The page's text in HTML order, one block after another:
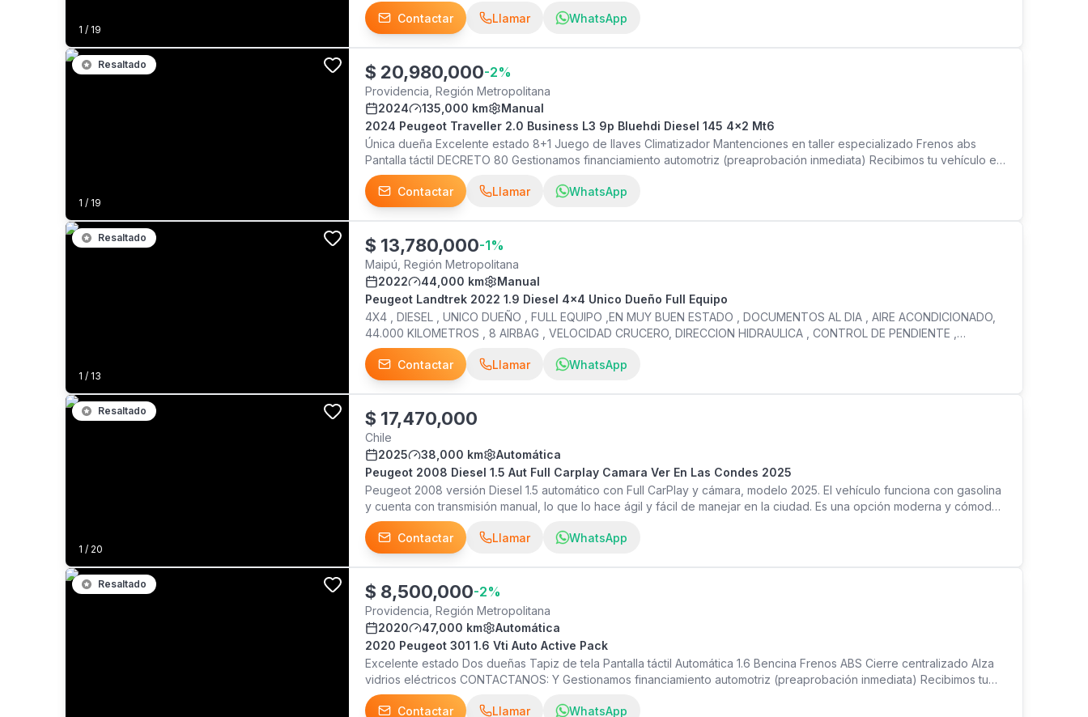
1 / 19
Contactar Llamar WhatsApp
1 / 19
Resaltado $ 20,980,000-2%
Providencia, Región Metropolitana
2024
135,000 km
Manual
2024 Peugeot Traveller 2.0 Business L3 9p Bluehdi Diesel 145 4x2 Mt6
Única dueña Excelente estado 8+1 Juego de llaves Climatizador Mantenciones en taller especializado Frenos abs
Pantalla táctil DECRETO 80 Gestionamos financiamiento automotriz (preaprobación inmediata) Recibimos tu vehículo en
forma de pago cancela con tarjeta de crédito Estamos Ubicados en Manuel Montt 1704, Providencia
Contactar
Llamar WhatsApp
1 / 13
Resaltado $ 13,780,000-1%
Maipú, Región Metropolitana
2022
44,000 km
Manual
Peugeot Landtrek 2022 1.9 Diesel 4x4 Unico Dueño Full Equipo
4X4 , DIESEL , UNICO DUEÑO , FULL EQUIPO ,EN MUY BUEN ESTADO , DOCUMENTOS AL DIA , AIRE ACONDICIONADO,
44.000 KILOMETROS , 8 AIRBAG , VELOCIDAD CRUCERO, DIRECCION HIDRAULICA , CONTROL DE PENDIENTE ,
ALZAVIDRIOS ELECTRICOS , ESPEJOS ELECTRICOS AUTOMATICOS , MOTOR 1.9 , MECANICO, FRENOS ABS , ASIENTOS
DE ECO CUERO, ALARMA , CIERRE CENTRALIZADO, LLANTAS , SENSORES DELANTEROS LATERALES Y TRASEROS CON
CAMARA, CONTROL TRACCION, LLANTAS. CONSULTE POR SU CREDITO CON EL 30% DE PIE SOLO CON SU RUT *
VISTA * CAMINO A MELIPILLA 15600 MAIPU * PARQUE AUTOMOTRIZ * DE LUNES A SABADO DE 11 A 19 : 00 HRS. * F :
AGUSTIN
Contactar Llamar WhatsApp
1 / 20
Resaltado $ 17,470,000
Chile
2025
38,000 km
Automática
Peugeot 2008 Diesel 1.5 Aut Full Carplay Camara Ver En Las Condes 2025
Peugeot 2008 versión Diesel 1.5 automático con Full CarPlay y cámara, modelo 2025. El vehículo funciona con gasolina
y cuenta con transmisión manual, lo que lo hace ágil y fácil de manejar en la ciudad. Es una opción moderna y cómoda
para quienes buscan un auto compacto con tecnología de conectividad. Se encuentra en Las Condes, Santiago,
Región Metropolitana, y su precio es de $17.470.000.
Contactar Llamar WhatsApp
Resaltado $ 8,500,000-2%
Providencia, Región Metropolitana
2020
47,000 km
Automática
2020 Peugeot 301 1.6 Vti Auto Active Pack
Excelente estado Dos dueñas Tapiz de tela Pantalla táctil Automática 1.6 Bencina Frenos ABS Cierre centralizado Alza
vidrios eléctricos CONTACTANOS: Y Gestionamos financiamiento automotriz (preaprobación inmediata) Recibimos tu
vehículo en forma de pago cancela con tarjeta de crédito Estamos Ubicados en Av. Manuel Montt 1704, Providencia.
Contactar
Llamar WhatsApp